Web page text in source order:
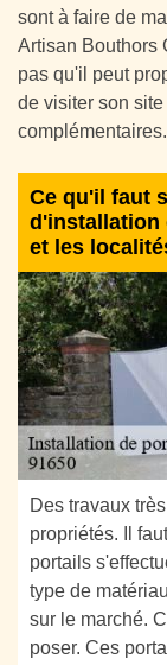
sont à faire de
Artisan Bouthors
pas qu'il peut
de visiter son
complémentaires.
Ce qu'il faut
d'installation
et les
Des travaux
propriétés. Il
portails
type de
sur le marché.
poser. Ces